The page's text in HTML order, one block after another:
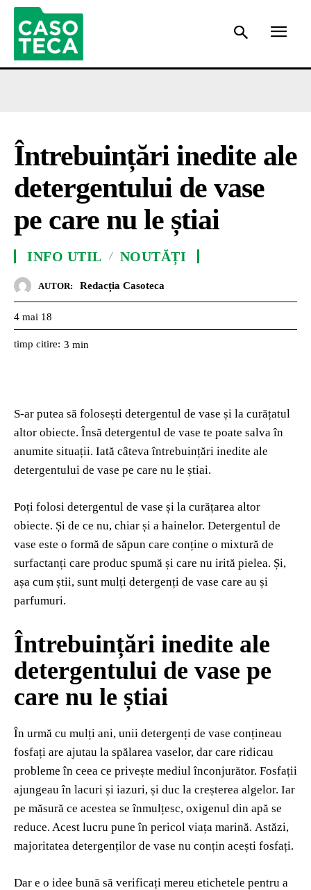
Întrebuințări inedite ale
detergentului de vase
pe care nu le știai
INFO UTIL NOUTĂȚI
AUTOR: Redacția Casoteca
4 mai 18
timp citire: 3 min
S-ar putea să folosești detergentul de vase și la curățatul
altor obiecte. Însă detergentul de vase te poate salva în
anumite situații. Iată câteva întrebuințări inedite ale
detergentului de vase pe care nu le știai.
Poți folosi detergentul de vase și la curățarea altor
obiecte. Și de ce nu, chiar și a hainelor. Detergentul de
vase este o formă de săpun care conține o mixtură de
surfactanți care produc spumă și care nu irită pielea. Și,
așa cum știi, sunt mulți detergenți de vase care au și
parfumuri.
Întrebuințări inedite ale
detergentului de vase pe
care nu le știai
În urmă cu mulți ani, unii detergenți de vase conțineau
fosfați are ajutau la spălarea vaselor, dar care ridicau
probleme în ceea ce privește mediul înconjurător. Fosfații
ajungeau în lacuri și iazuri, și duc la creșterea algelor. Iar
pe măsură ce acestea se înmulțesc, oxigenul din apă se
reduce. Acest lucru pune în pericol viața marină. Astăzi,
majoritatea detergenților de vase nu conțin acești fosfați.
Dar e o idee bună să verificați mereu etichetele pentru a